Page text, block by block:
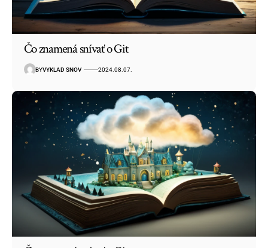
Čo znamená snívať o Git
BYVYKLAD SNOV 2024.08.07.